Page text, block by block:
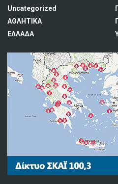
Uncategorized
ΑΘΛΗΤΙΚΑ
ΕΛΛΑΔΑ